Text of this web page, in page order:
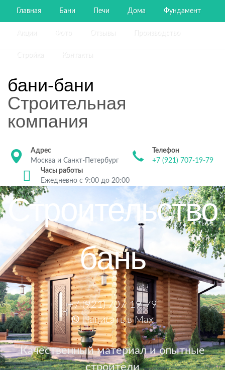
Главная Бани Печи Дома Фундамент
бани-бани
Строительная
компания
Адрес
Москва и Санкт-Петербург
Телефон
+7 (921) 707-19-79
Часы работы
Ежедневно с 9:00 до 20:00
Строительство
бань
+7 (921) 707-19-79
Написать в Max
Качественный материал и опытные
строители